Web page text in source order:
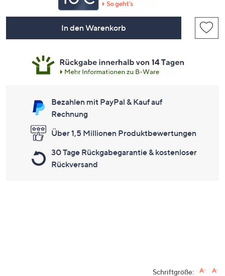
In den Warenkorb
Bezahlen mit PayPal & Kauf auf
Rechnung
Über 1,5 Millionen Produktbewertungen
30 Tage Rückgabegarantie & kostenloser
Rückversand
Schriftgröße: